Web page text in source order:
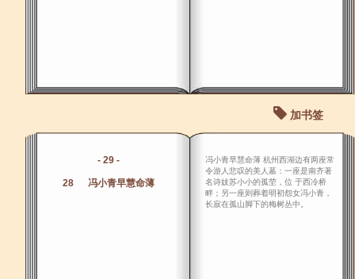
加书签
- 29 -
28 冯小青早慧命薄
冯小青早慧命薄 杭州西湖边有两座常
令游人悲叹的美人墓：一座是南齐著
名诗妓苏小小的孤茔，位 于西冷桥
畔；另一座则葬着明初怨女冯小青，
长寂在孤山脚下的梅树丛中。